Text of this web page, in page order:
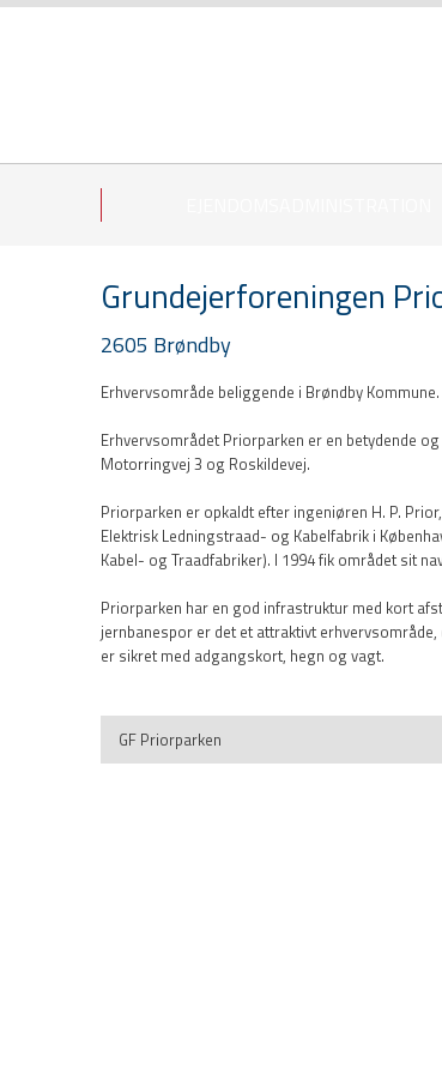
Grundejerforeningen
2605 Brøndby
Erhvervsområde beliggende i Brøndby Kommune.
Erhvervsområdet Priorparken er en betydende
Motorringvej 3 og Roskildevej.
Priorparken er opkaldt efter ingeniøren H. P.
Elektrisk Ledningstraad- og Kabelfabrik i
Kabel- og Traadfabriker). I 1994 fik området sit
Priorparken har en god infrastruktur med kort
jernbanespor er det et attraktivt
er sikret med adgangskort, hegn og vagt.
GF Priorparken